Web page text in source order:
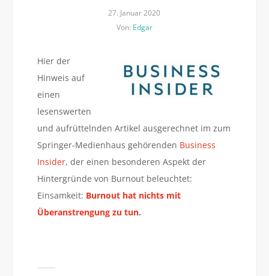
27. Januar 2020
Von: Edgar
Hier der
Hinweis auf
einen
lesenswerten
und aufrüttelnden Artikel ausgerechnet im zum
Springer-Medienhaus gehörenden Business
Insider, der einen besonderen Aspekt der
Hintergründe von Burnout beleuchtet:
Einsamkeit: Burnout hat nichts mit
Überanstrengung zu tun.